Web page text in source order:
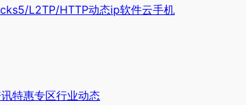
L2TP/HTTP动态ip软件云手机
特惠专区行业动态